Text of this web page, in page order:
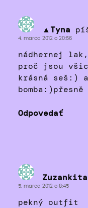
▲Tyna
4. marca 2012 o 20:56
nádhernej
proč jsou
krásná seš:)
Odpovedať
Zuzankita
5. marca 2012 o 8:45
pekný outfit